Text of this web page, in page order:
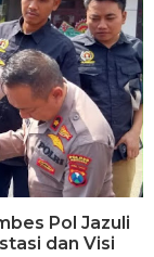
Pol Jazuli
dan Visi